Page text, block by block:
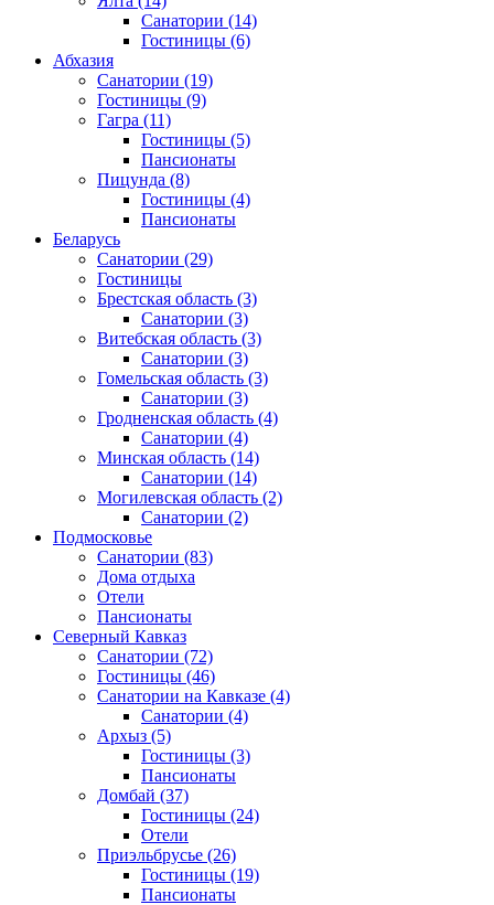
Санатории (14)
Гостиницы (6)
Абхазия
Санатории (19)
Гостиницы (9)
Гагра (11)
Гостиницы (5)
Пансионаты
Пицунда (8)
Гостиницы (4)
Пансионаты
Беларусь
Санатории (29)
Гостиницы
Брестская область (3)
Санатории (3)
Витебская область (3)
Санатории (3)
Гомельская область (3)
Санатории (3)
Гродненская область (4)
Санатории (4)
Минская область (14)
Санатории (14)
Могилевская область (2)
Санатории (2)
Подмосковье
Санатории (83)
Дома отдыха
Отели
Пансионаты
Северный Кавказ
Санатории (72)
Гостиницы (46)
Санатории на Кавказе (4)
Санатории (4)
Архыз (5)
Гостиницы (3)
Пансионаты
Домбай (37)
Гостиницы (24)
Отели
Приэльбрусье (26)
Гостиницы (19)
Пансионаты